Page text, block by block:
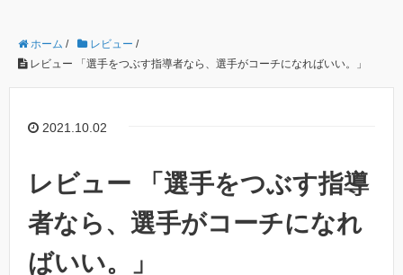
ホーム / レビュー /
レビュー 「選手をつぶす指導者なら、選手がコーチになればいい。」
2021.10.02
レビュー 「選手をつぶす指導
者なら、選手がコーチになれ
ばいい。」